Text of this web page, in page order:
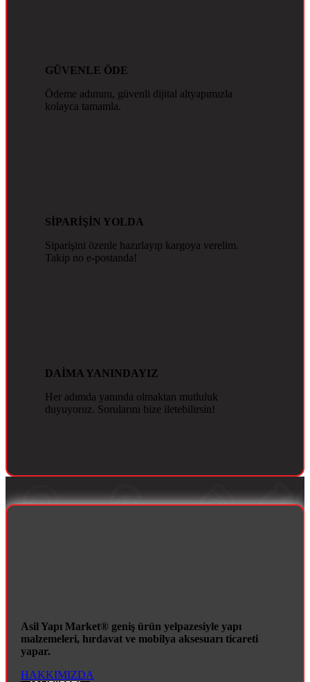
GÜVENLE ÖDE
Ödeme adımını, güvenli dijital altyapımızla
kolayca tamamla.
SİPARİŞİN YOLDA
Siparişini özenle hazırlayıp kargoya verelim.
Takip no e-postanda!
DAİMA YANINDAYIZ
Her adımda yanında olmaktan mutluluk
duyuyoruz. Sorularını bize iletebilirsin!
Asil Yapı Market® geniş ürün yelpazesiyle yapı
malzemeleri, hırdavat ve mobilya aksesuarı ticareti
yapar.
HAKKIMIZDA